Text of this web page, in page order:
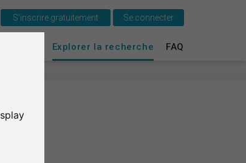
Explorer la recherche FAQ
S'inscrire gratuitement Se connecter